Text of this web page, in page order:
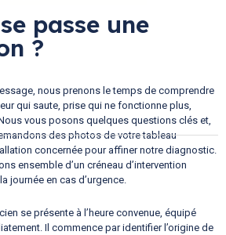
passe une
?
nous prenons le temps de comprendre
qui saute, prise qui ne fonctionne plus,
vous posons quelques questions clés et,
des photos de votre tableau
concernée pour affiner notre diagnostic.
ensemble d’un créneau d’intervention
journée en cas d’urgence.
se présente à l’heure convenue, équipé
Il commence par identifier l’origine de